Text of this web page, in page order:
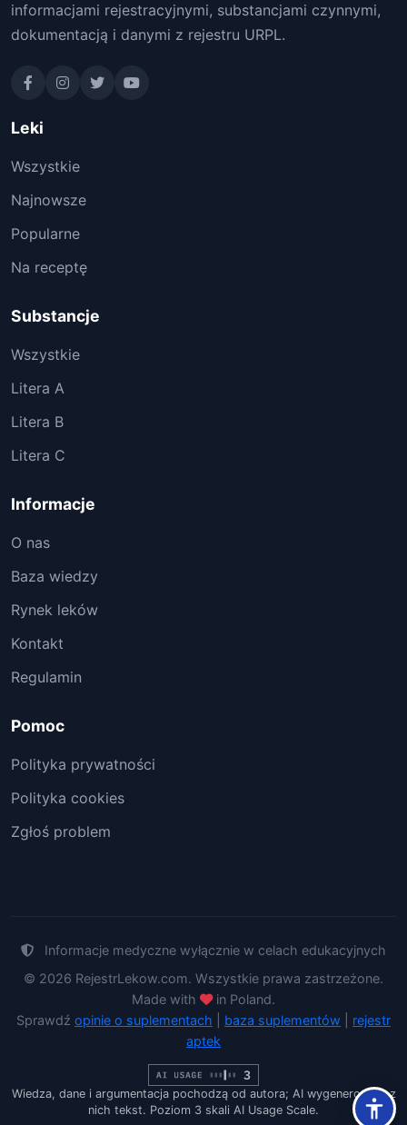
informacjami rejestracyjnymi, substancjami czynnymi,
dokumentacją i danymi z rejestru URPL.
Leki
Wszystkie
Najnowsze
Popularne
Na receptę
Substancje
Wszystkie
Litera A
Litera B
Litera C
Informacje
O nas
Baza wiedzy
Rynek leków
Kontakt
Regulamin
Pomoc
Polityka prywatności
Polityka cookies
Zgłoś problem
Informacje medyczne wyłącznie w celach edukacyjnych
© 2026 RejestrLekow.com. Wszystkie prawa zastrzeżone.
Made with
in Poland.
Sprawdź opinie o suplementach baza suplementów
rejestr
aptek
Wiedza, dane i argumentacja pochodzą od autora; AI wygenerowało z
nich tekst. Poziom 3 skali AI Usage Scale.